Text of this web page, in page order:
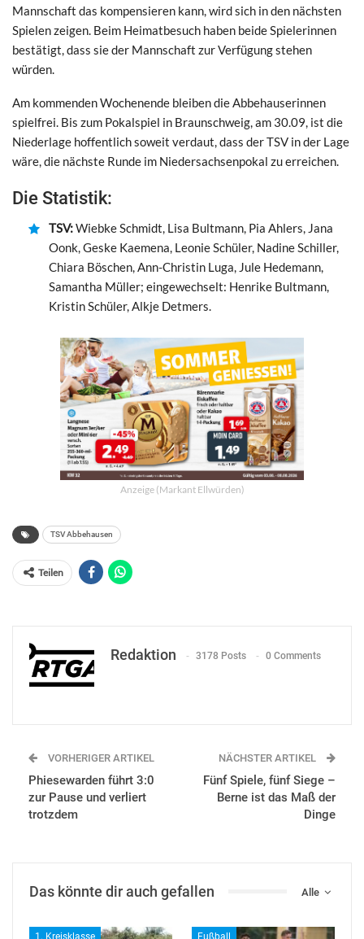
Mannschaft das kompensieren kann, wird sich in den nächsten
Spielen zeigen. Beim Heimatbesuch haben beide Spielerinnen
bestätigt, dass sie der Mannschaft zur Verfügung stehen
würden.
Am kommenden Wochenende bleiben die Abbehauserinnen
spielfrei. Bis zum Pokalspiel in Braunschweig, am 30.09, ist die
Niederlage hoffentlich soweit verdaut, dass der TSV in der Lage
wäre, die nächste Runde im Niedersachsenpokal zu erreichen.
Die Statistik:
TSV:Wiebke Schmidt, Lisa Bultmann, Pia Ahlers, Jana
Oonk, Geske Kaemena, Leonie Schüler, Nadine Schiller,
Chiara Böschen, Ann-Christin Luga, Jule Hedemann,
Samantha Müller; eingewechselt: Henrike Bultmann,
Kristin Schüler, Alkje Detmers.
Anzeige (Markant Ellwürden)
TSV Abbehausen
Teilen
Redaktion 3178 Posts 0 Comments
VORHERIGER ARTIKEL
Phiesewarden führt 3:0
zur Pause und verliert
trotzdem
NÄCHSTER ARTIKEL
Fünf Spiele, fünf Siege –
Berne ist das Maß der
Dinge
Alle
Das könnte dir auch gefallen
1. Kreisklasse Fußball